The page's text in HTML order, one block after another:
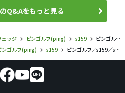
Q&Aをもっと見る
ェッジ ピンゴルフ(ping) s159
ピンゴルフ／s159／s159 ウェッジ Sグラインドの口コミ評価
ンゴルフ(ping) s159 ピンゴルフ／s159／s159 ウェッジ Sグラインドの口コミ評価